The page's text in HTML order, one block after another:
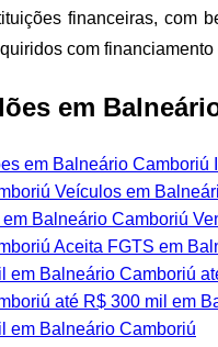
financeiras, com
com
em
em Balneário Camboriú
Veículos em
Balneário Camboriú
Aceita FGTS em
em Balneário Camboriú
até R$ 300 mil em
em Balneário Camboriú